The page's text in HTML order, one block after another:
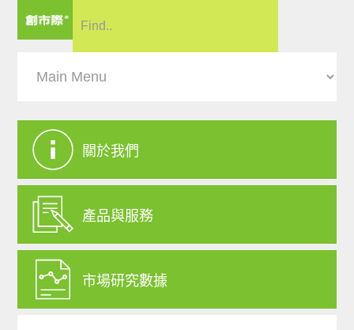
關於我們
產品與服務
市場研究數據